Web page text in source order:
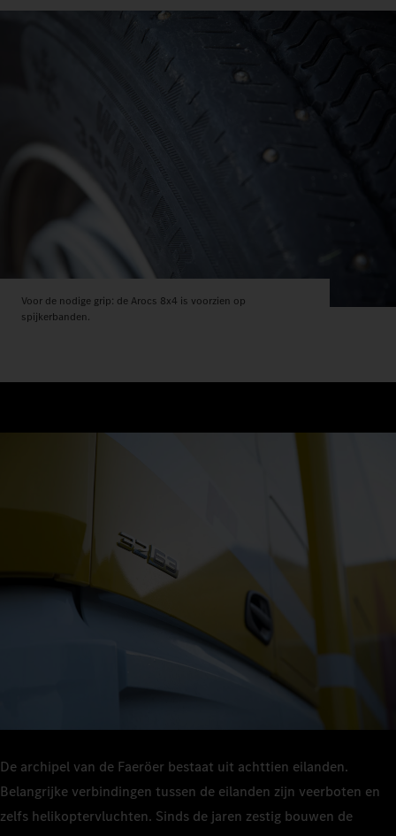
Voor de nodige grip: de Arocs 8x4 is voorzien op
spijkerbanden.
De archipel van de Faeröer bestaat uit achttien eilanden.
Belangrijke verbindingen tussen de eilanden zijn veerboten en
zelfs helikoptervluchten. Sinds de jaren zestig bouwen de